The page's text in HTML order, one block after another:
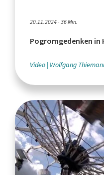
20.11.2024 - 36 Min.
Pogromgedenken in
Video Wolfgang